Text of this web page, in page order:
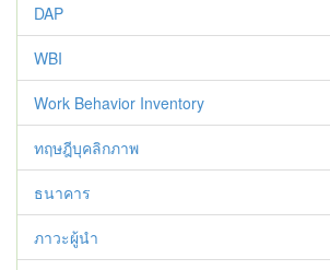
DAP
WBI
Work Behavior Inventory
ทฤษฎีบุคลิกภาพ
ธนาคาร
ภาวะผู้นำ